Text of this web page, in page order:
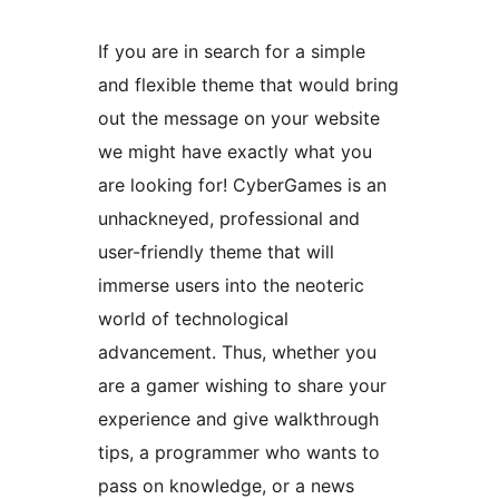
If you are in search for a simple
and flexible theme that would bring
out the message on your website
we might have exactly what you
are looking for! CyberGames is an
unhackneyed, professional and
user-friendly theme that will
immerse users into the neoteric
world of technological
advancement. Thus, whether you
are a gamer wishing to share your
experience and give walkthrough
tips, a programmer who wants to
pass on knowledge, or a news